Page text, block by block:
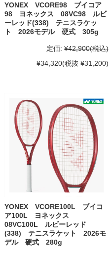
YONEX VCORE98 ブイコア
98 ヨネックス 08VC98 ルビ
ーレッド(338) テニスラケッ
ト 2026モデル 硬式 305g
定価: ¥42,900(税込)
¥34,320(税抜 ¥31,200)
YONEX VCORE100L ブイコ
ア100L ヨネックス
08VC100L ルビーレッド
(338) テニスラケット 2026モ
デル 硬式 280g